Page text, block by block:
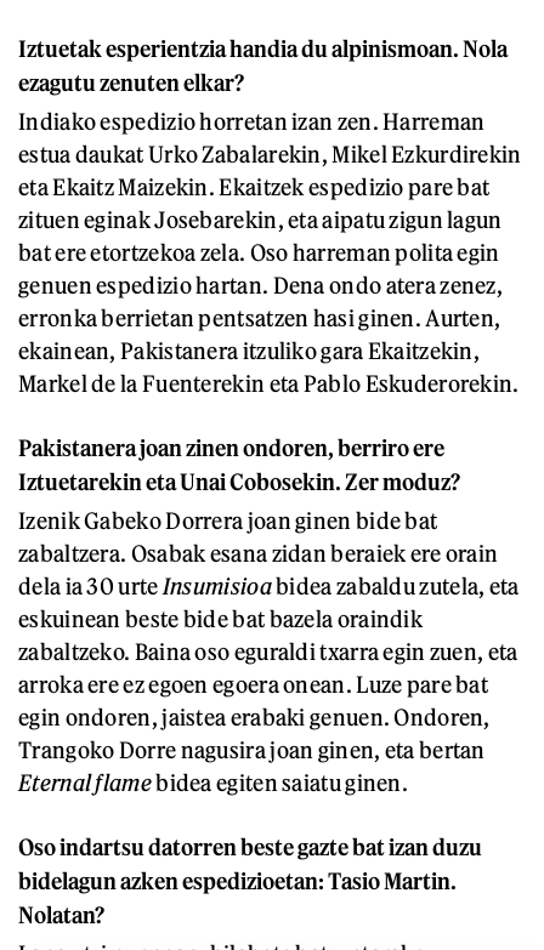
Iztuetak esperientzia handia du alpinismoan. Nola
ezagutu zenuten elkar?
Indiako espedizio horretan izan zen. Harreman
estua daukat Urko Zabalarekin, Mikel Ezkurdirekin
eta Ekaitz Maizekin. Ekaitzek espedizio pare bat
zituen eginak Josebarekin, eta aipatu zigun lagun
bat ere etortzekoa zela. Oso harreman polita egin
genuen espedizio hartan. Dena ondo atera zenez,
erronka berrietan pentsatzen hasi ginen. Aurten,
ekainean, Pakistanera itzuliko gara Ekaitzekin,
Markel de la Fuenterekin eta Pablo Eskuderorekin.
Pakistanera joan zinen ondoren, berriro ere
Iztuetarekin eta Unai Cobosekin. Zer moduz?
Izenik Gabeko Dorrera joan ginen bide bat
zabaltzera. Osabak esana zidan beraiek ere orain
dela ia 30 urte Insumisioabidea zabaldu zutela, eta
eskuinean beste bide bat bazela oraindik
zabaltzeko. Baina oso eguraldi txarra egin zuen, eta
arroka ere ez egoen egoera onean. Luze pare bat
egin ondoren, jaistea erabaki genuen. Ondoren,
Trangoko Dorre nagusira joan ginen, eta bertan
Eternal flamebidea egiten saiatu ginen.
Oso indartsu datorren beste gazte bat izan duzu
bidelagun azken espedizioetan: Tasio Martin.
Nolatan?